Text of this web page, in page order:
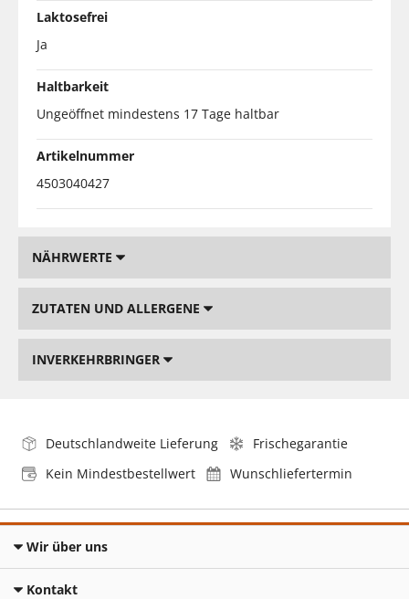
Laktosefrei
Ja
Haltbarkeit
Ungeöffnet mindestens 17 Tage haltbar
Artikelnummer
4503040427
NÄHRWERTE
ZUTATEN UND ALLERGENE
INVERKEHRBRINGER
Deutschlandweite Lieferung
Frischegarantie
Kein Mindestbestellwert
Wunschliefertermin
Wir über uns
Kontakt